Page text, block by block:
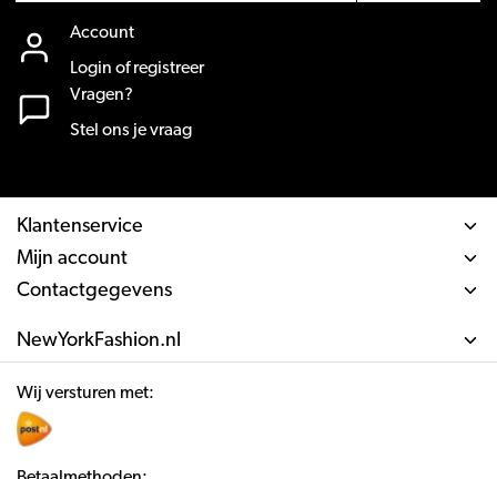
Account
Login of registreer
Vragen?
Stel ons je vraag
Klantenservice
Mijn account
Contactgegevens
NewYorkFashion.nl
Wij versturen met: